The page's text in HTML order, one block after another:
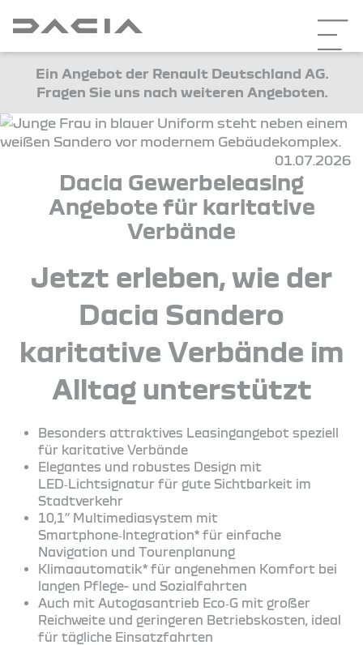
Ein Angebot der Renault Deutschland AG.
Fragen Sie uns nach weiteren Angeboten.
01.07.2026
Dacia Gewerbeleasing
Angebote für karitative
Verbände
Jetzt erleben, wie der
Dacia Sandero
karitative Verbände im
Alltag unterstützt
Besonders attraktives Leasingangebot speziell
für karitative Verbände
Elegantes und robustes Design mit
LED‑Lichtsignatur für gute Sichtbarkeit im
Stadtverkehr
10,1’’ Multimediasystem mit
Smartphone‑Integration* für einfache
Navigation und Tourenplanung
Klimaautomatik* für angenehmen Komfort bei
langen Pflege- und Sozialfahrten
Auch mit Autogasantrieb Eco‑G mit großer
Reichweite und geringeren Betriebskosten, ideal
für tägliche Einsatzfahrten